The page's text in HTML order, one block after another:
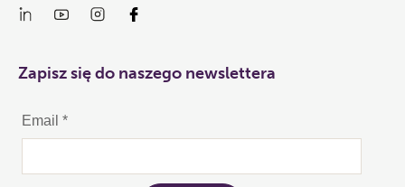
Zapisz się do naszego newslettera